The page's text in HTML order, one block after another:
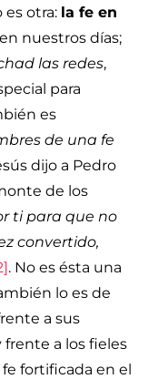
es otra: la fe en
nuestros días;
las redes,
para
es
de una fe
dijo a Pedro
de los
ti para que no
convertido,
. No es ésta una
lo es de
a sus
frente a los fieles
fe fortificada en el